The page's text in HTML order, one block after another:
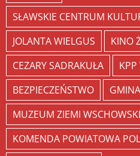
SŁAWSKIE CENTRUM
JOLANTA WIELGUS
KINO
CEZARY SADRAKUŁA
BEZPIECZEŃSTWO
MUZEUM ZIEMI
KOMENDA POWIATOWA